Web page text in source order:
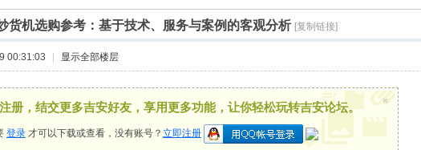
货机选购参考：基于技术、服务与案例的客观分析 [复制链接]
00:31:03 显示全部楼层
册，结交更多吉安好友，享用更多功能，让你轻松玩转吉安论坛。
登录 才可以下载或查看，没有账号？ 立即注册
×